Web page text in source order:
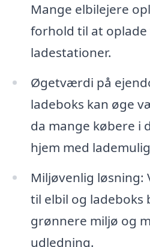
Mange elbilejere
forhold til at
ladestationer.
Øgetværdi på
ladeboks kan øge
da mange købere i
hjem med
Miljøvenlig løsning:
til elbil og ladeboks
grønnere miljø og
udledning.